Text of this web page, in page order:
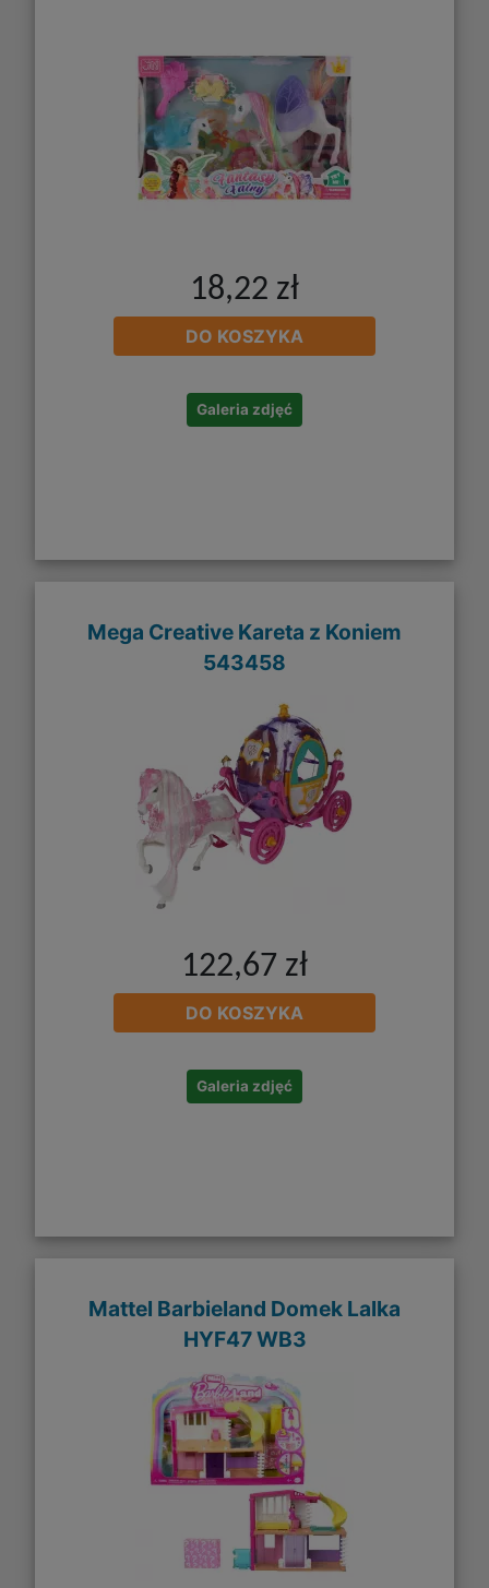
18,22 zł
DO KOSZYKA
Galeria zdjęć
Mega Creative Kareta z Koniem
543458
122,67 zł
DO KOSZYKA
Galeria zdjęć
Mattel Barbieland Domek Lalka
HYF47 WB3